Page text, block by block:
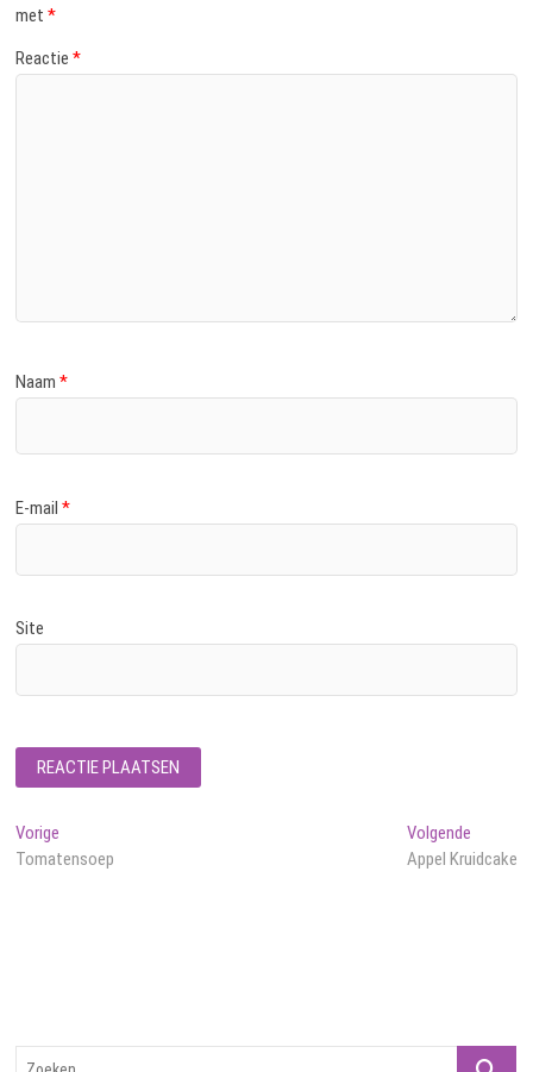
met*
Reactie*
Naam*
E-mail*
Site
Bericht
navigatie
Vorige
bericht:
Tomatensoep
VolgendeVolgend
bericht:
Appel Kruidcake
Zoeken